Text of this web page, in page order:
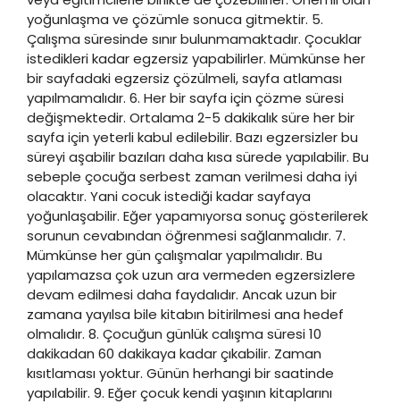
yoğunlaşma ve çözümle sonuca gitmektir. 5.
Çalışma süresinde sınır bulunmamaktadır. Çocuklar
istedikleri kadar egzersiz yapabilirler. Mümkünse her
bir sayfadaki egzersiz çözülmeli, sayfa atlaması
yapılmamalıdır. 6. Her bir sayfa için çözme süresi
değişmektedir. Ortalama 2-5 dakikalık süre her bir
sayfa için yeterli kabul edilebilir. Bazı egzersizler bu
süreyi aşabilir bazıları daha kısa sürede yapılabilir. Bu
sebeple çocuğa serbest zaman verilmesi daha iyi
olacaktır. Yani cocuk istediği kadar sayfaya
yoğunlaşabilir. Eğer yapamıyorsa sonuç gösterilerek
sorunun cevabından öğrenmesi sağlanmalıdır. 7.
Mümkünse her gün çalışmalar yapılmalıdır. Bu
yapılamazsa çok uzun ara vermeden egzersizlere
devam edilmesi daha faydalıdır. Ancak uzun bir
zamana yayılsa bile kitabın bitirilmesi ana hedef
olmalıdır. 8. Çocuğun günlük calışma süresi 10
dakikadan 60 dakikaya kadar çıkabilir. Zaman
kısıtlaması yoktur. Günün herhangi bir saatinde
yapılabilir. 9. Eğer çocuk kendi yaşının kitaplarını